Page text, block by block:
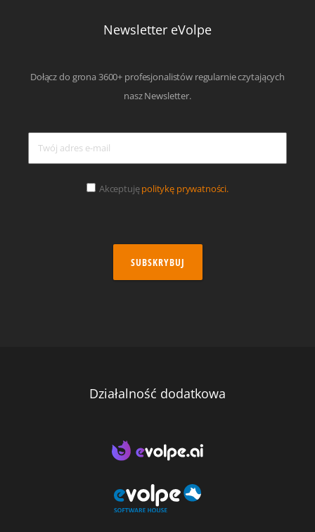
Newsletter eVolpe
Dołącz do grona 3600+ profesjonalistów regularnie czytających
nasz Newsletter.
Akceptujępolitykę prywatności.
SUBSKRYBUJ
Działalność dodatkowa